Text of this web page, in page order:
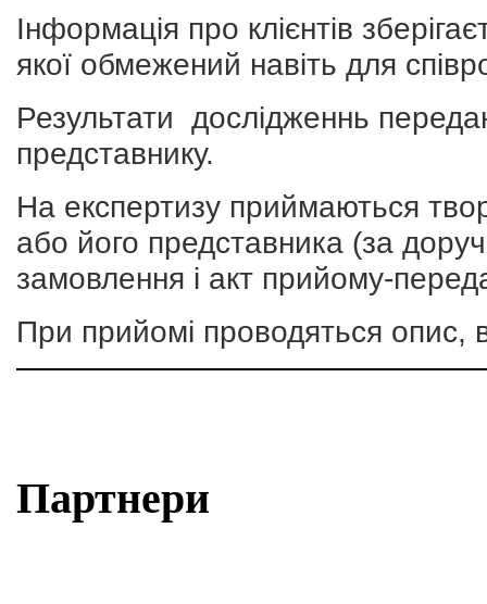
Інформація про клієнтів
якої обмежений навіть для
Результати дослідженнь
представнику.
На експертизу приймаються
або його представника (за
замовлення і акт прийому-
При прийомі проводяться опис,
Партнери